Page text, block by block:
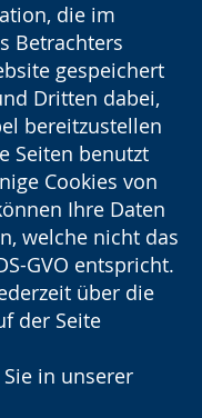
die im
Betrachters
gespeichert
Dritten dabei,
bereitzustellen
Seiten benutzt
Cookies von
Ihre Daten
welche nicht das
GVO entspricht.
über die
der Seite
in unserer